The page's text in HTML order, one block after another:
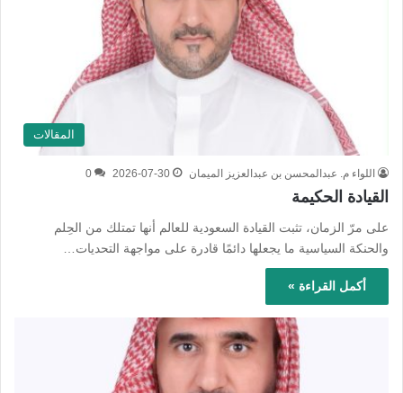
المقالات
اللواء م. عبدالمحسن بن عبدالعزيز الميمان 2026-07-30
0
القيادة الحكيمة
على مرّ الزمان، تثبت القيادة السعودية للعالم أنها تمتلك من الحِلم
والحنكة السياسية ما يجعلها دائمًا قادرة على مواجهة التحديات…
أكمل القراءة »